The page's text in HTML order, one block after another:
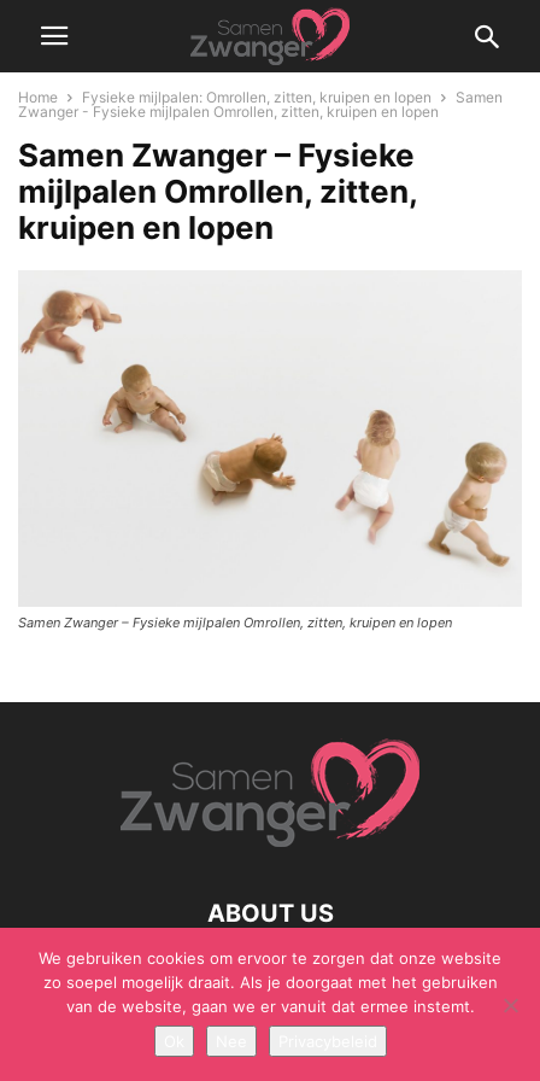
Home Fysieke mijlpalen: Omrollen, zitten, kruipen en lopen
Samen
Zwanger - Fysieke mijlpalen Omrollen, zitten, kruipen en lopen
Samen Zwanger – Fysieke
mijlpalen Omrollen, zitten,
kruipen en lopen
Samen Zwanger – Fysieke mijlpalen Omrollen, zitten, kruipen en lopen
ABOUT US
© Samen Zwanger - Copyright - Gericht Media 2017 - 2021
We gebruiken cookies om ervoor te zorgen dat onze website
zo soepel mogelijk draait. Als je doorgaat met het gebruiken
van de website, gaan we er vanuit dat ermee instemt.